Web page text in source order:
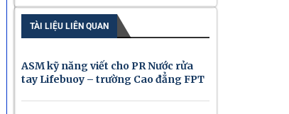
TÀI LIỆU LIÊN QUAN
ASM kỹ năng viết cho PR Nước rửa
tay Lifebuoy – trường Cao đẳng FPT